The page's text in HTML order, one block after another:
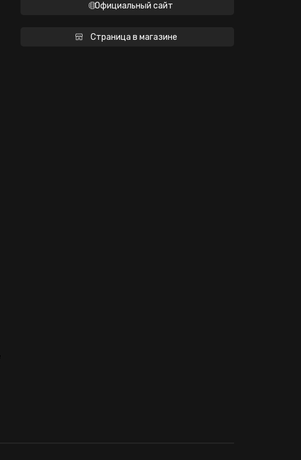
Официальный сайт
Страница в магазине